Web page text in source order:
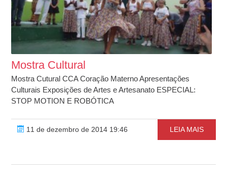
Mostra Cultural
Mostra Cutural CCA Coração Materno Apresentações
Culturais Exposições de Artes e Artesanato ESPECIAL:
STOP MOTION E ROBÓTICA
11 de dezembro de 2014 19:46 LEIA MAIS